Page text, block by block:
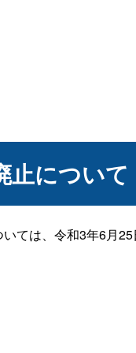
止について
いては、令和3年6月25